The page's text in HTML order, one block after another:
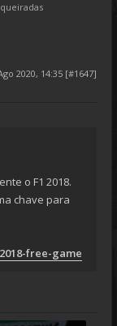
2020, 14:35 [#1647]
o F1 2018.
chave para
free-game